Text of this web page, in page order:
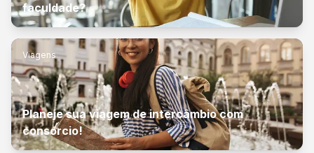
faculdade?
Viagens
Planeje sua viagem de intercâmbio com
consórcio!